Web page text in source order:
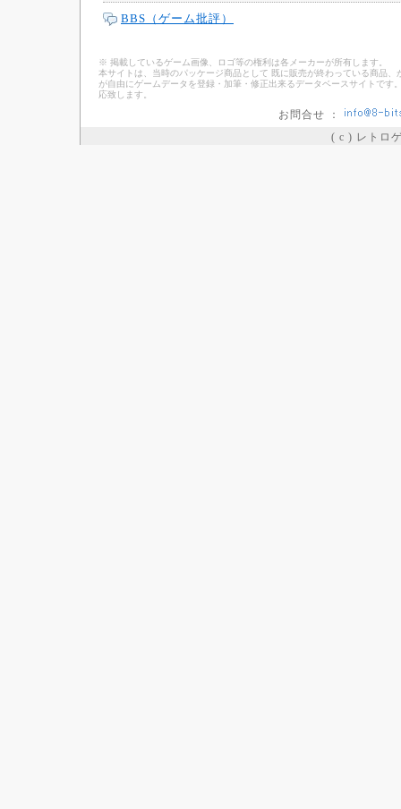
BBS（ゲーム批評）
※ 掲載しているゲーム画像、ロゴ等の権利は各メーカーが所有します。
本サイトは、当時のパッケージ商品として 既に販売が終わっている商品
が自由にゲームデータを登録・加筆・修正出来るデータベースサイトで
応致します。
お問合せ ：
( c ) レトロ